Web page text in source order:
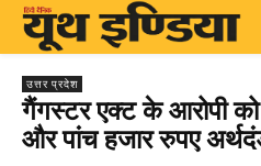
उत्तर प्रदेश
गैंगस्टर एक्ट के आरोपी को
और पांच हजार रुपए